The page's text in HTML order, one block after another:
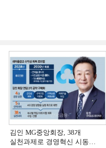
김인 MG중앙회장, 38개
실천과제로 경영혁신 시동